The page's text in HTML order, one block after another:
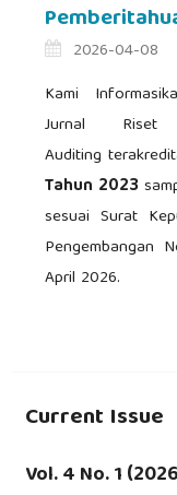
2026-04-08
Kami
Jurnal Riset
Auditing
Tahun 2023
sesuai Surat
Pengembangan
April 2026.
Current Issue
Vol. 4 No. 1